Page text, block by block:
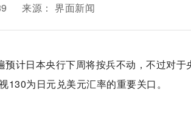
来源： 界面新闻
计日本央行下周将按兵不动，不过对
为日元兑美元汇率的重要关口。